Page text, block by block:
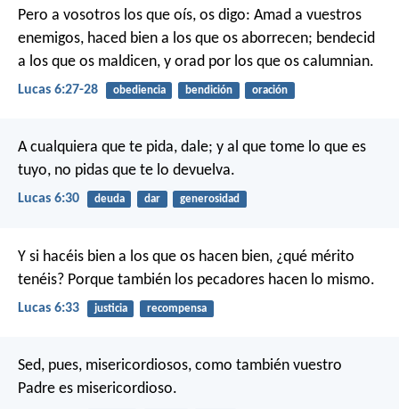
Pero a vosotros los que oís, os digo: Amad a vuestros
enemigos, haced bien a los que os aborrecen; bendecid
a los que os maldicen, y orad por los que os calumnian.
Lucas 6:27-28 obediencia bendición oración
A cualquiera que te pida, dale; y al que tome lo que es
tuyo, no pidas que te lo devuelva.
Lucas 6:30 deuda dar generosidad
Y si hacéis bien a los que os hacen bien, ¿qué mérito
tenéis? Porque también los pecadores hacen lo mismo.
Lucas 6:33 justicia recompensa
Sed, pues, misericordiosos, como también vuestro
Padre es misericordioso.